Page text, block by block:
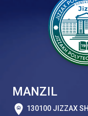
MANZIL
130100 JIZZAX